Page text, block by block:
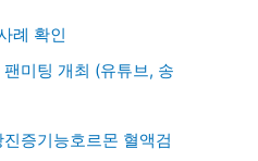
례 확인
미팅 개최 (유튜브, 송
증기능호르몬 혈액검